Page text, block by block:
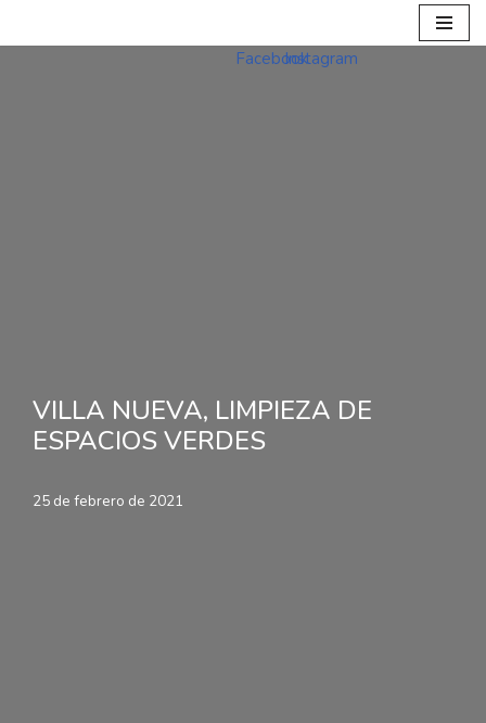
VILLA NUEVA, LIMPIEZA DE
ESPACIOS VERDES
25 de febrero de 2021